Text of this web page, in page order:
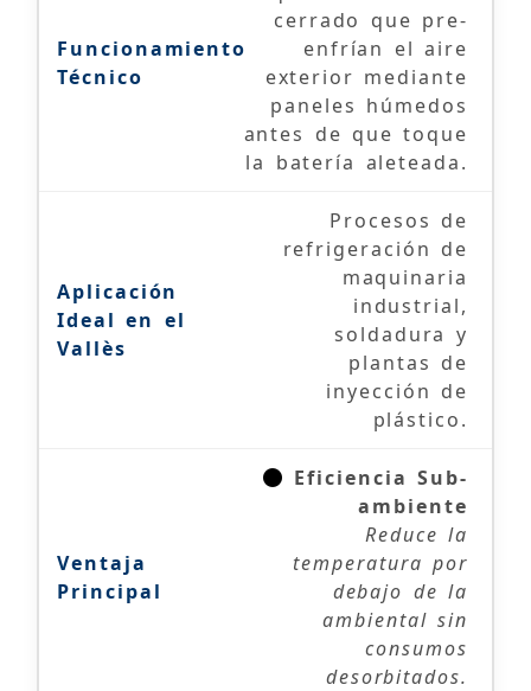
cerrado que pre-
enfrían el aire
exterior mediante
paneles húmedos
antes de que toque
la batería aleteada.
Procesos de
refrigeración de
maquinaria
industrial,
soldadura y
plantas de
inyección de
plástico.
Eficiencia Sub-
ambiente
Reduce la
temperatura por
debajo de la
ambiental sin
consumos
desorbitados.